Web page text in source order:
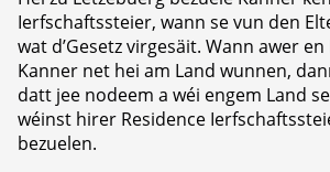
Ierfschaftssteier, wann se vun den
wat d’Gesetz virgesäit. Wann awer
Kanner net hei am Land wunnen,
datt jee nodeem a wéi engem Land
wéinst hirer Residence
bezuelen.